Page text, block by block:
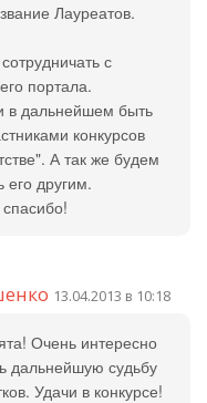
Лауреатов.
с
портала.
в дальнейшем быть
конкурсов
А так же будем
его другим.
13.04.2013 в 10:18
Очень интересно
дальнейшую судьбу
Удачи в конкурсе!